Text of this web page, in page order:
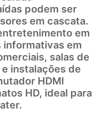
podem ser
em cascata.
em
informativas em
salas de
instalações de
HDMI
HD, ideal para